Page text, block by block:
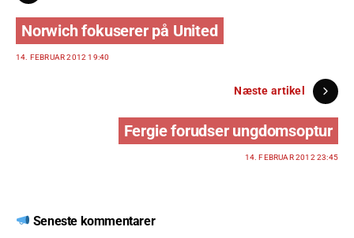
Norwich fokuserer på United
14. FEBRUAR 2012 19:40
Næste artikel
Fergie forudser ungdomsoptur
14. FEBRUAR 2012 23:45
Seneste kommentarer